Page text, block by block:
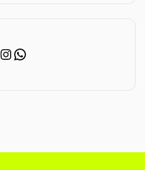
Instagram
WhatsApp